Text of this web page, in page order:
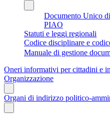
Documento Unico
PIAO
Statuti e leggi regionali
Codice disciplinare e
Manuale di gestione
Oneri informativi per cittadini e
Organizzazione
Organi di indirizzo politico-